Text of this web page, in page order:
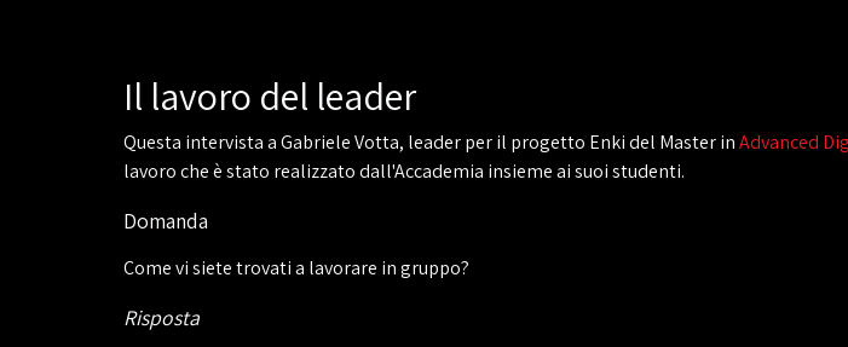
Il lavoro del leader
Questa intervista a Gabriele Votta, leader per il progetto Enki del Master inAdvanced
lavoro che è stato realizzato dall'Accademia insieme ai suoi studenti.
Domanda
Come vi siete trovati a lavorare in gruppo?
Risposta